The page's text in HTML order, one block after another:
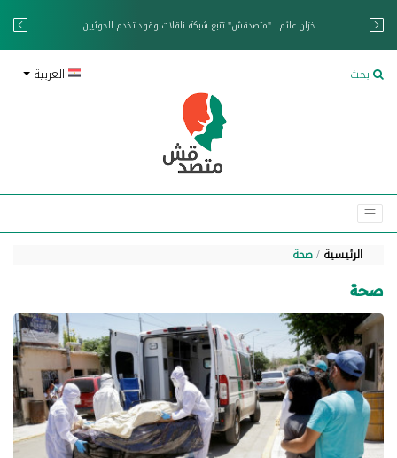
خزان عائم.. "متصدقش" تتبع شبكة ناقلات وقود تخدم الحوثيين
بحث العربية
الرئيسية صحة
صحة